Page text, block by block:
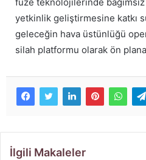
yetkinlik geliştirmesine katkı
geleceğin hava üstünlüğü
silah platformu olarak ön plana
İlgili Makaleler